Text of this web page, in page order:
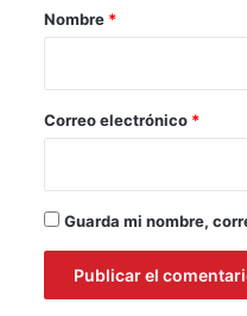
r
*
Nombre *
Correo electrónico *
Guarda mi nombre,